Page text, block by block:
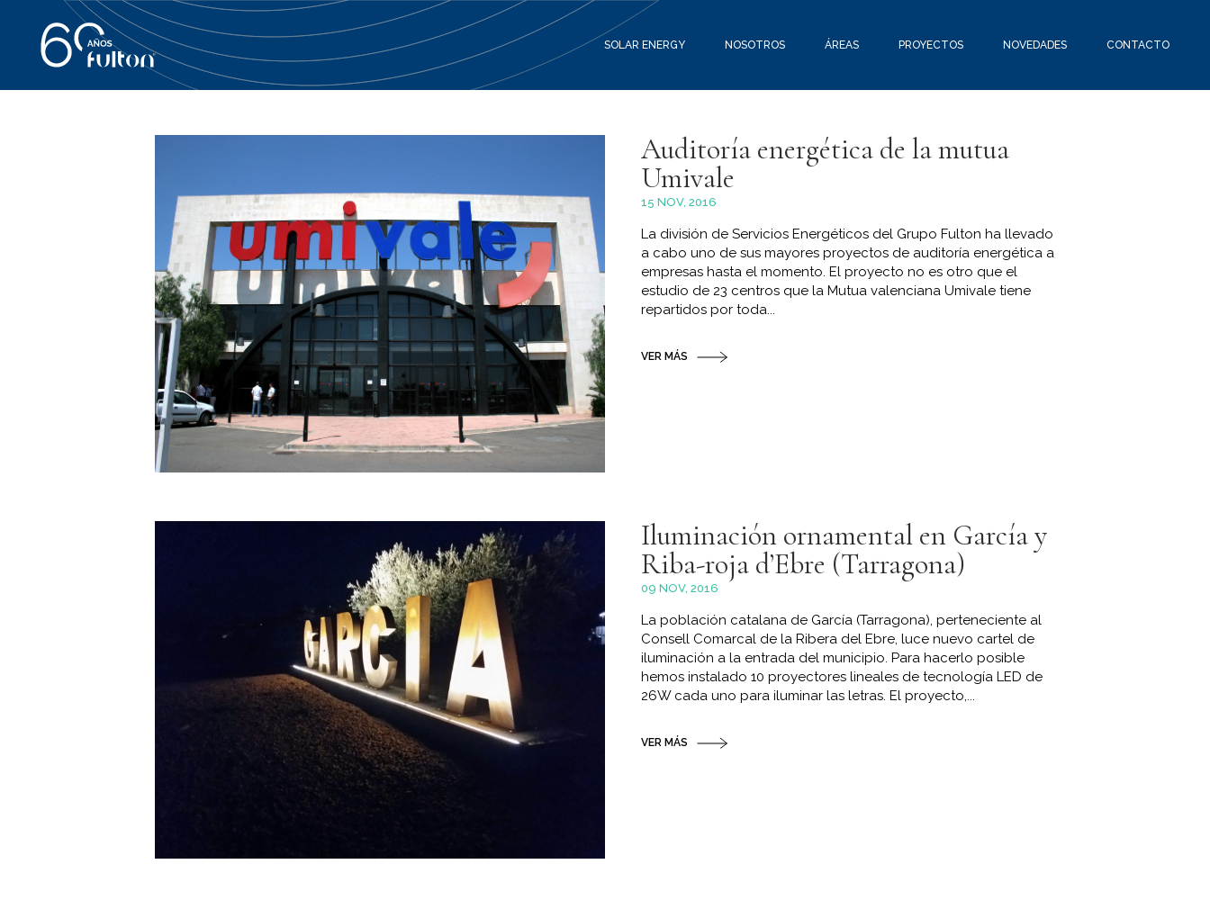
SOLAR ENERGY NOSOTROS ÁREAS PROYECTOS NOVEDADES CONTACTO
Auditoría energética de la mutua
Umivale
15 NOV, 2016
La división de Servicios Energéticos del Grupo Fulton ha llevado
a cabo uno de sus mayores proyectos de auditoría energética a
empresas hasta el momento. El proyecto no es otro que el
estudio de 23 centros que la Mutua valenciana Umivale tiene
repartidos por toda...
VER MÁS
Iluminación ornamental en García y
Riba-roja d’Ebre (Tarragona)
09 NOV, 2016
La población catalana de García (Tarragona), perteneciente al
Consell Comarcal de la Ribera del Ebre, luce nuevo cartel de
iluminación a la entrada del municipio. Para hacerlo posible
hemos instalado 10 proyectores lineales de tecnología LED de
26W cada uno para iluminar las letras. El proyecto,...
VER MÁS